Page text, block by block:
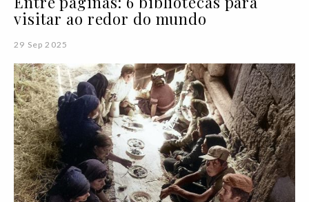
visitar ao redor do mundo
29 Sep 2025